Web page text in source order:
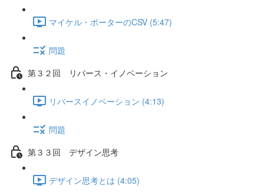
マイケル・ポーターのCSV (5:47)
問題
第３２回 リバース・イノベーション
リバースイノベーション (4:13)
問題
第３３回 デザイン思考
デザイン思考とは (4:05)